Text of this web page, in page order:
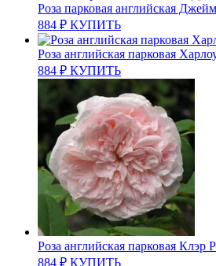
Роза парковая английская
884 ₽ КУПИТЬ
Роза английская парковая
884 ₽ КУПИТЬ
Роза английская парковая Клэр
884 ₽ КУПИТЬ